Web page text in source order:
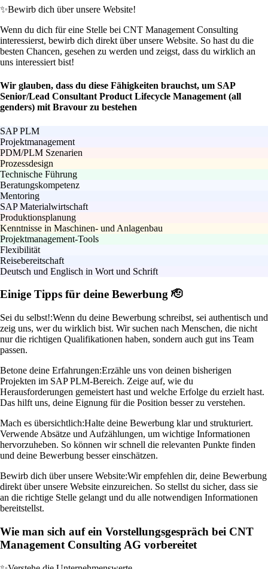
✨Bewirb dich über unsere Website!
Wenn du dich für eine Stelle bei CNT Management Consulting
interessierst, bewirb dich direkt über unsere Website. So hast du die
besten Chancen, gesehen zu werden und zeigst, dass du wirklich an
uns interessiert bist!
Wir glauben, dass du diese Fähigkeiten brauchst, um SAP
Senior/Lead Consultant Product Lifecycle Management (all
genders) mit Bravour zu bestehen
SAP PLM
Projektmanagement
PDM/PLM Szenarien
Prozessdesign
Technische Führung
Beratungskompetenz
Mentoring
SAP Materialwirtschaft
Produktionsplanung
Kenntnisse in Maschinen- und Anlagenbau
Projektmanagement-Tools
Flexibilität
Reisebereitschaft
Deutsch und Englisch in Wort und Schrift
Einige Tipps für deine Bewerbung 🫡
Sei du selbst!:Wenn du deine Bewerbung schreibst, sei authentisch und
zeig uns, wer du wirklich bist. Wir suchen nach Menschen, die nicht
nur die richtigen Qualifikationen haben, sondern auch gut ins Team
passen.
Betone deine Erfahrungen:Erzähle uns von deinen bisherigen
Projekten im SAP PLM-Bereich. Zeige auf, wie du
Herausforderungen gemeistert hast und welche Erfolge du erzielt hast.
Das hilft uns, deine Eignung für die Position besser zu verstehen.
Mach es übersichtlich:Halte deine Bewerbung klar und strukturiert.
Verwende Absätze und Aufzählungen, um wichtige Informationen
hervorzuheben. So können wir schnell die relevanten Punkte finden
und deine Bewerbung besser einschätzen.
Bewirb dich über unsere Website:Wir empfehlen dir, deine Bewerbung
direkt über unsere Website einzureichen. So stellst du sicher, dass sie
an die richtige Stelle gelangt und du alle notwendigen Informationen
bereitstellst.
Wie man sich auf ein Vorstellungsgespräch bei CNT
Management Consulting AG vorbereitet